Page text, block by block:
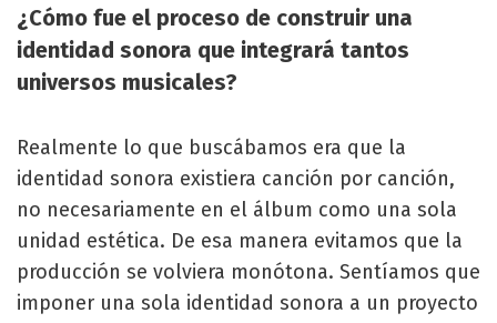
¿Cómo fue el proceso de construir una
identidad sonora que integrará tantos
universos musicales?
Realmente lo que buscábamos era que la
identidad sonora existiera canción por canción,
no necesariamente en el álbum como una sola
unidad estética. De esa manera evitamos que la
producción se volviera monótona. Sentíamos que
imponer una sola identidad sonora a un proyecto